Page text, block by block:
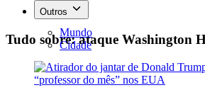
Outros
Mundo
Cidade
Tudo sobre: ataque Washington